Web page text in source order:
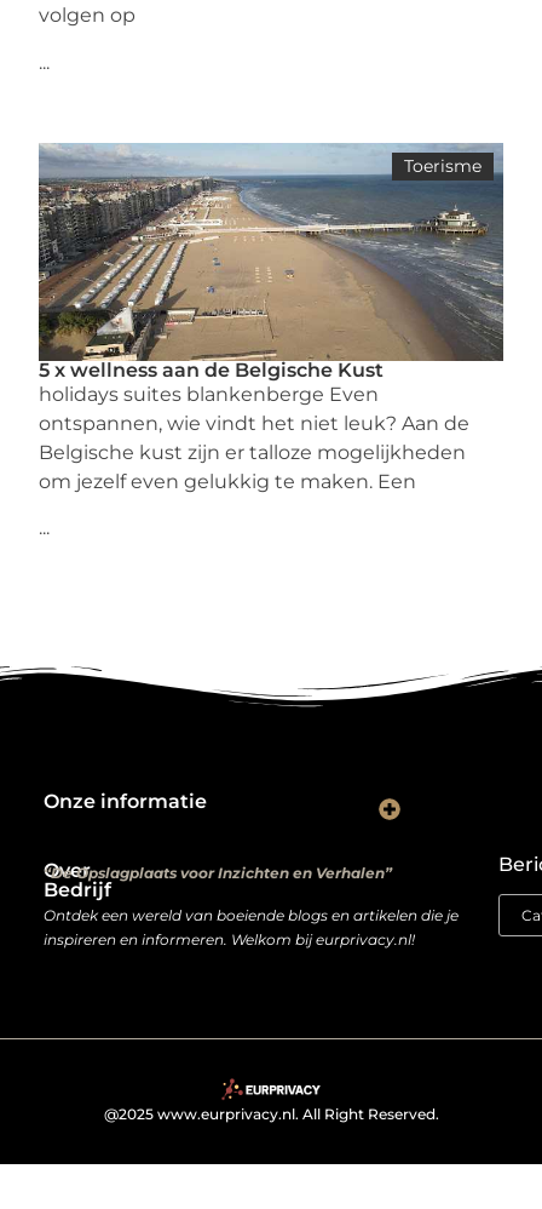
volgen op
...
Toerisme
5 x wellness aan de Belgische Kust
holidays suites blankenberge Even
ontspannen, wie vindt het niet leuk? Aan de
Belgische kust zijn er talloze mogelijkheden
om jezelf even gelukkig te maken. Een
...
Over
Bedrijf
“De Opslagplaats voor Inzichten en Verhalen”
Ontdek een wereld van boeiende blogs en artikelen die je
inspireren en informeren. Welkom bij eurprivacy.nl!
Onze informatie
@2025 www.eurprivacy.nl. All Right Reserved.